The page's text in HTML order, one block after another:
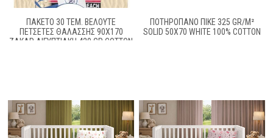
ΠΑΚΕΤΟ 30 ΤΕΜ. ΒΕΛΟΥΤΕ
ΠΕΤΣΕΤΕΣ ΘΑΛΑΣΣΗΣ 90X170
ΖΑΚΑΡ ΑΙΓΥΠΤΙΑΚΗ 420 GR COTTON
ΠΟΤΗΡΌΠΑΝΟ ΠΙΚΈ 325 GR/M²
SOLID 50X70 WHITE 100% COTTON